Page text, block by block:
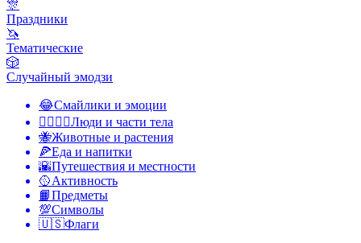
🎊
Праздники
🦄
Тематические
🎲
Случайный эмодзи
😂Смайлики и эмоции
👩‍❤️‍💋‍👨Люди и части тела
🐝Животные и растения
🍕Еда и напитки
🌇Путешествия и местности
🥎Активность
📙Предметы
💯Символы
🇺🇸Флаги